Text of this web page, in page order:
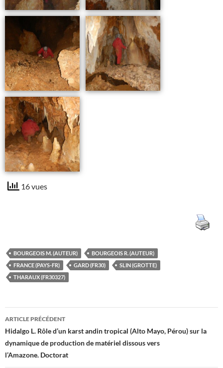
16 vues
BOURGEOIS M. (AUTEUR)
BOURGEOIS R. (AUTEUR)
FRANCE (PAYS-FR)
GARD (FR30)
SLIN (GROTTE)
THARAUX (FR30327)
Navigation
des
articles
ARTICLE PRÉCÉDENT
Hidalgo L. Rôle d’un karst andin tropical (Alto Mayo, Pérou) sur la
dynamique de production de matériel dissous vers
l’Amazone. Doctorat